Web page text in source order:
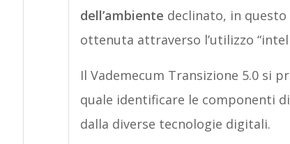
dell’ambiente declinato, in
ottenuta attraverso l’utilizzo
Il Vademecum Transizione 5.0 si
quale identificare le componenti
dalla diverse tecnologie digitali.